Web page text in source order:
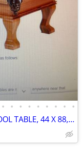
• • • • • • • • •
1987 GANDY 8’ SAVANNAH MAH. POOL TABLE, 44 X 88, 3 SLATES, ACC. PKG